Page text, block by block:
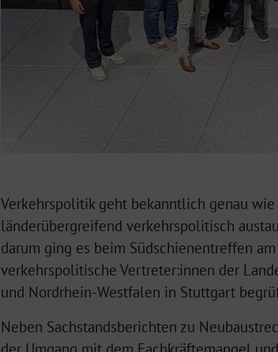
Verkehrspolitik geht bekanntlich genau
länderübergreifend verkehrspolitisch
darum ging es beim Südschienentreffen
verkehrspolitische Vertreter:innen der
und Nordrhein-Westfalen in Stuttgart
Neben Sachstandsberichten zu